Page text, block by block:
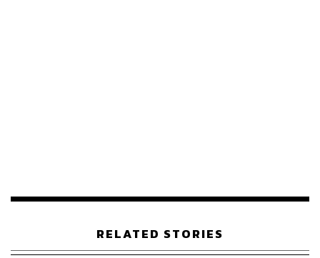
สิ้นยุคเทคสหรัฐ? กระแสเลย์ออฟใน ‘Silicon Valley’ มี
RELATED STORIES